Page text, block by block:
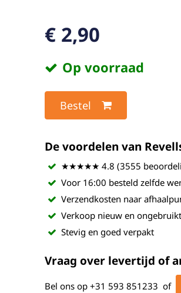
€ 2,90
Op voorraad
Bestel
De voordelen van
★★★★★ 4.8 (3555
Voor 16:00 besteld zelfde
Verzendkosten naar
Verkoop nieuw en ongebruikt
Stevig en goed verpakt
Vraag over levertijd of
Bel ons op +31 593 851233 of